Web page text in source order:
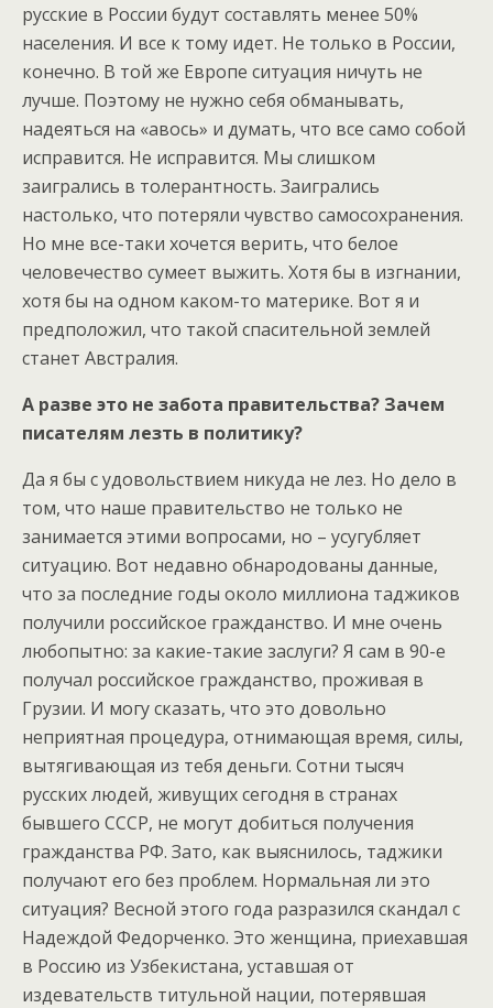
русские в России будут составлять менее 50%
населения. И все к тому идет. Не только в России,
конечно. В той же Европе ситуация ничуть не
лучше. Поэтому не нужно себя обманывать,
надеяться на «авось» и думать, что все само собой
исправится. Не исправится. Мы слишком
заигрались в толерантность. Заигрались
настолько, что потеряли чувство самосохранения.
Но мне все-таки хочется верить, что белое
человечество сумеет выжить. Хотя бы в изгнании,
хотя бы на одном каком-то материке. Вот я и
предположил, что такой спасительной землей
станет Австралия.
А разве это не забота правительства? Зачем
писателям лезть в политику?
Да я бы с удовольствием никуда не лез. Но дело в
том, что наше правительство не только не
занимается этими вопросами, но – усугубляет
ситуацию. Вот недавно обнародованы данные,
что за последние годы около миллиона таджиков
получили российское гражданство. И мне очень
любопытно: за какие-такие заслуги? Я сам в 90-е
получал российское гражданство, проживая в
Грузии. И могу сказать, что это довольно
неприятная процедура, отнимающая время, силы,
вытягивающая из тебя деньги. Сотни тысяч
русских людей, живущих сегодня в странах
бывшего СССР, не могут добиться получения
гражданства РФ. Зато, как выяснилось, таджики
получают его без проблем. Нормальная ли это
ситуация? Весной этого года разразился скандал с
Надеждой Федорченко. Это женщина, приехавшая
в Россию из Узбекистана, уставшая от
издевательств титульной нации, потерявшая